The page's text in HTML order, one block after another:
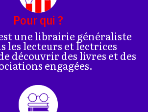
Pour qui ?
une librairie généraliste
les lecteurs et lectrices
découvrir des livres et des
engagées.